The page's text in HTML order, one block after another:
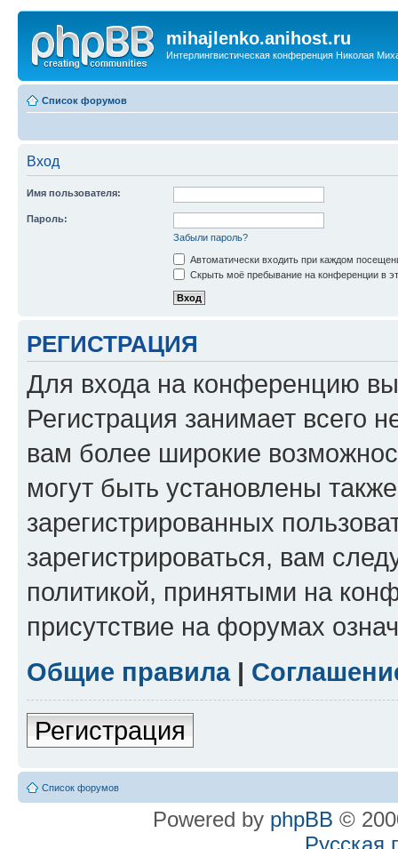
mihajlenko.anihost.ru
Интерлингвистическая конференция Николая
Список форумов
Вход
Имя пользователя:
Пароль:
Забыли пароль?
Автоматически входить при каждом
Скрыть моё пребывание на конференции в
РЕГИСТРАЦИЯ
Для входа на конференцию
Регистрация занимает всего
вам более широкие
могут быть установлены
зарегистрированных
зарегистрироваться, вам
политикой, принятыми на
присутствие на форумах
Общие правила|
Регистрация
Список форумов
Powered by phpBB ©